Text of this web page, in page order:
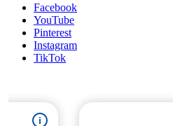
Facebook
YouTube
Pinterest
Instagram
TikTok